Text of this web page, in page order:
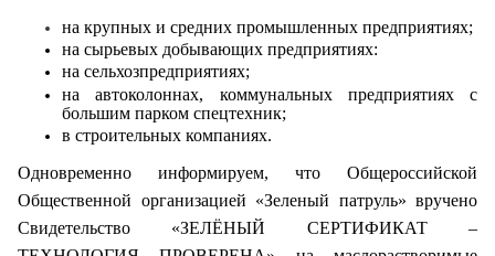
на крупных и средних промышленных предприятиях;
на сырьевых добывающих предприятиях:
на сельхозпредприятиях;
на автоколоннах, коммунальных предприятиях с
большим парком спецтехник;
в строительных компаниях.
Одновременно информируем, что Общероссийской
Общественной организацией «Зеленый патруль» вручено
Свидетельство «ЗЕЛЁНЫЙ СЕРТИФИКАТ –